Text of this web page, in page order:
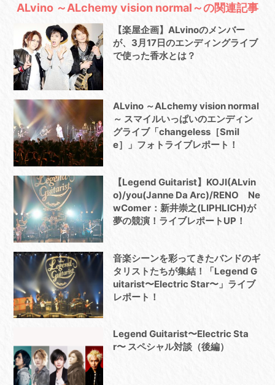
ALvino ～ALchemy vision normal～の関連記事
【楽屋企画】ALvinoのメンバー
が、3月17日のエンディングライブ
で使った香水とは？
ALvino ～ALchemy vision normal
～ スマイルいっぱいのエンディン
グライブ「changeless［Smil
e］」フォトライブレポート！
【Legend Guitarist】KOJI(ALvin
o)/you(Janne Da Arc)/RENO Ne
wComer：新井崇之(LIPHLICH)が
夢の競演！ライブレポートUP！
音楽シーンを彩ってきたバンドのギ
タリストたちが集結！「Legend G
uitarist〜Electric Star〜」ライブ
レポート！
Legend Guitarist〜Electric Sta
r〜 スペシャル対談（後編）